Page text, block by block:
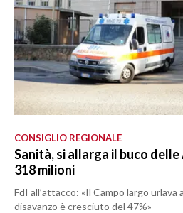
CONSIGLIO REGIONALE
Sanità, si allarga il buco delle
318 milioni
FdI all’attacco: «Il Campo largo urlava
disavanzo è cresciuto del 47%»